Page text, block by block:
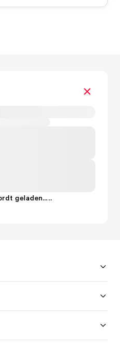
geladen......